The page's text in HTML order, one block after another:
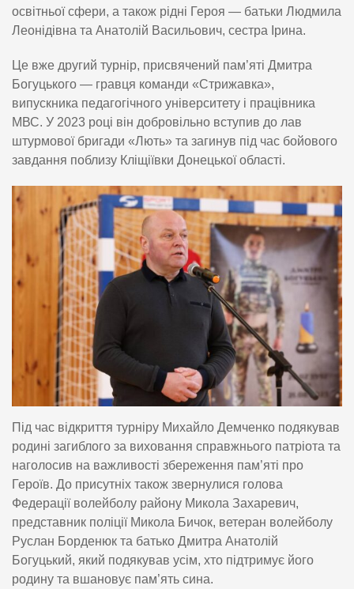
освітньої сфери, а також рідні Героя — батьки Людмила
Леонідівна та Анатолій Васильович, сестра Ірина.
Це вже другий турнір, присвячений пам’яті Дмитра
Богуцького — гравця команди «Стрижавка»,
випускника педагогічного університету і працівника
МВС. У 2023 році він добровільно вступив до лав
штурмової бригади «Лють» та загинув під час бойового
завдання поблизу Кліщіївки Донецької області.
Під час відкриття турніру Михайло Демченко подякував
родині загиблого за виховання справжнього патріота та
наголосив на важливості збереження пам’яті про
Героїв. До присутніх також звернулися голова
Федерації волейболу району Микола Захаревич,
представник поліції Микола Бичок, ветеран волейболу
Руслан Борденюк та батько Дмитра Анатолій
Богуцький, який подякував усім, хто підтримує його
родину та вшановує пам’ять сина.